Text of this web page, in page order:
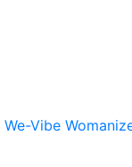
We-Vibe